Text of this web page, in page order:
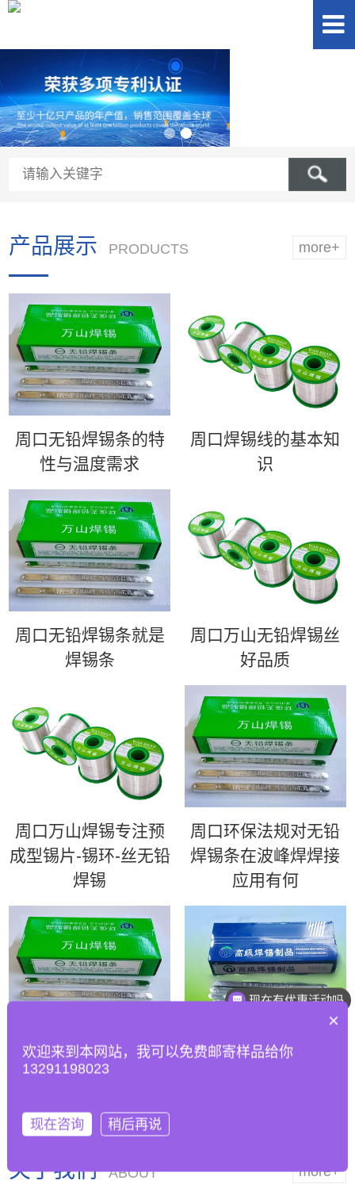
more+
产品展示 PRODUCTS
周口无铅焊锡条的特
性与温度需求
周口​焊锡线的基本知
识
周口无铅焊锡条就是
焊锡条
周口万山无铅焊锡丝
好品质
周口万山焊锡专注预
成型锡片-锡环-丝无铅
焊锡
周口环保法规对无铅
焊锡条在波峰焊焊接
应用有何
周口如何优化波峰焊
工艺参数以适应无铅
周口63锡条 | 超高性
more+
关于我们 ABOUT
现在有优惠活动吗
×
欢迎来到本网站，我可以免费邮寄样品给你
13291198023
现在咨询 稍后再说